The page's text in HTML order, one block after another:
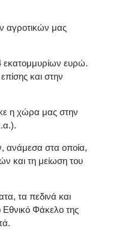
αγροτικών μας
εκατομμυρίων ευρώ.
και στην
η χώρα μας στην
ανάμεσα στα οποία,
και τη μείωση του
τα πεδινά και
Εθνικό Φάκελο της